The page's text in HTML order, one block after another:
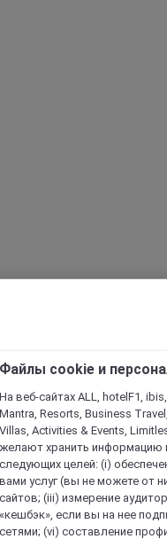
Файлы cookie и
На веб-сайтах ALL, hotelF1,
Mantra, Resorts, Business
Villas, Activities & Events,
желают хранить информацию
следующих целей: (i)
вами услуг (вы не можете от
сайтов; (iii) измерение
«кешбэк», если вы на нее
сетями; (vi) составление